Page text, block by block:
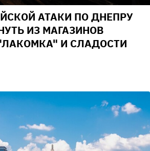
АТАКИ ПО ДНЕПРУ
ИЗ МАГАЗИНОВ
И СЛАДОСТИ